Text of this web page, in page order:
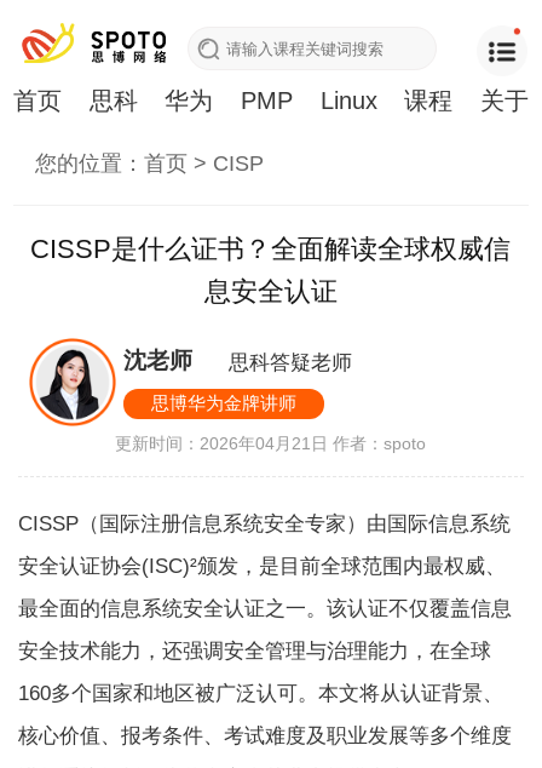
首页 思科 华为 PMP Linux 课程 关于
您的位置：首页 > CISP
CISSP是什么证书？全面解读全球权威信
息安全认证
沈老师 思科答疑老师
思博华为金牌讲师
更新时间：2026年04月21日作者：spoto
CISSP（国际注册信息系统安全专家）由国际信息系统
安全认证协会(ISC)²颁发，是目前全球范围内最权威、
最全面的信息系统安全认证之一。该认证不仅覆盖信息
安全技术能力，还强调安全管理与治理能力，在全球
160多个国家和地区被广泛认可。本文将从认证背景、
核心价值、报考条件、考试难度及职业发展等多个维度